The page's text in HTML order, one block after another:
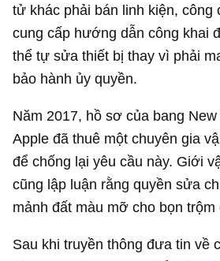
tử khác phải bán linh kiện, công
cung cấp hướng dẫn công khai
thể tự sửa thiết bị thay vì phải
bảo hành ủy quyền.
Năm 2017, hồ sơ của bang
Apple đã thuê một chuyên gia
để chống lại yêu cầu này. Giới
cũng lập luận rằng quyền sửa
mảnh đất màu mỡ cho bọn trộm
Sau khi truyền thông đưa tin về